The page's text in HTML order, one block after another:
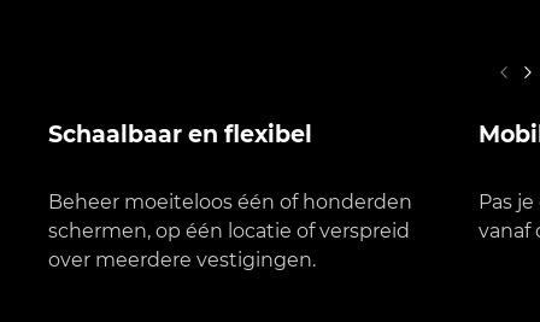
Schaalbaar en flexibel
Beheer moeiteloos één of honderden
schermen, op één locatie of verspreid
over meerdere vestigingen.
Pas
vanaf